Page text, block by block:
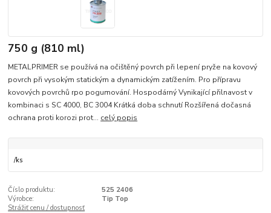
750 g (810 ml)
METALPRIMER se používá na očištěný povrch při lepení pryže na kovový
povrch při vysokým statickým a dynamickým zatížením. Pro přípravu
kovových povrchů rpo pogumování. Hospodárný Vynikající přilnavost v
kombinaci s SC 4000, BC 3004 Krátká doba schnutí Rozšířená dočasná
ochrana proti korozi prot... celý popis
/ks
Číslo produktu:
525 2406
Výrobce:
Tip Top
Strážiť cenu / dostupnosť